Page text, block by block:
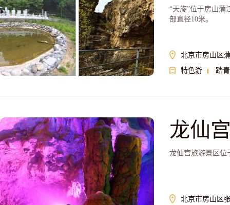
“天旋”位于房山蒲
部直径10米。
北京市房山区
特色游
踏青
龙仙
龙仙宫旅游景区位
北京市房山区